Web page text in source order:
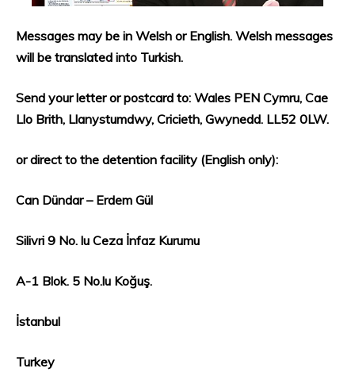
Messages may be in Welsh or English. Welsh messages
will be translated into Turkish.
Send your letter or postcard to: Wales PEN Cymru, Cae
Llo Brith, Llanystumdwy, Cricieth, Gwynedd. LL52 0LW.
or direct to the detention facility (English only):
Can Dündar – Erdem Gül
Silivri 9 No. lu Ceza İnfaz Kurumu
A-1 Blok. 5 No.lu Koğuş.
İstanbul
Turkey